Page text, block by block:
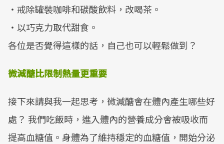
‧戒除罐裝咖啡和碳酸飲料，改喝茶。
‧以巧克力取代甜食。
各位是否覺得這樣的話，自己也可以輕鬆做到？
微減醣比限制熱量更重要
接下來請與我一起思考，微減醣會在體內產生哪些好
處？ 我們吃飯時，進入體內的營養成分會被吸收而
提高血糖值。身體為了維持穩定的血糖值，開始分泌